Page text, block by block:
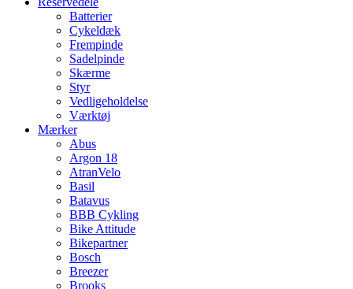
Batterier
Cykeldæk
Frempinde
Sadelpinde
Skærme
Styr
Vedligeholdelse
Værktøj
Mærker
Abus
Argon 18
AtranVelo
Basil
Batavus
BBB Cykling
Bike Attitude
Bikepartner
Bosch
Breezer
Brooks